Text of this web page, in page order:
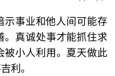
示事业和他人间可能存
。真诚处事才能抓住求
被小人利用。夏天做此
利。